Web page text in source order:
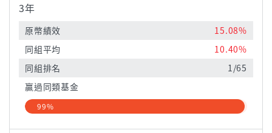
3年
原幣績效
15.08%
同組平均
10.40%
同組排名
1/65
贏過同類基金
99%